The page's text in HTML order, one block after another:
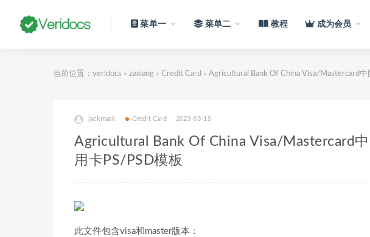
菜单一 菜单二 教程 成为会员
当前位置： veridocs > zaxiang > Credit Card > Agricultural Bank Of China Visa/Mastercard
jackmask Credit Card 2023-03-15
Agricultural Bank Of China Visa/Mastercard
用卡PS/PSD模板
此文件包含visa和master版本：